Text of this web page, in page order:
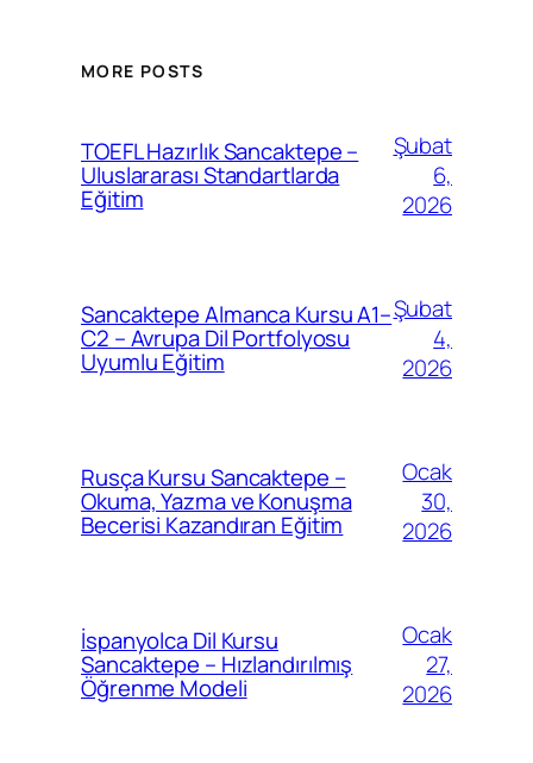
MORE POSTS
TOEFL Hazırlık Sancaktepe –
Uluslararası Standartlarda
Eğitim
Şubat
6,
2026
Sancaktepe Almanca Kursu A1–
C2 – Avrupa Dil Portfolyosu
Uyumlu Eğitim
Şubat
4,
2026
Rusça Kursu Sancaktepe –
Okuma, Yazma ve Konuşma
Becerisi Kazandıran Eğitim
Ocak
30,
2026
İspanyolca Dil Kursu
Sancaktepe – Hızlandırılmış
Öğrenme Modeli
Ocak
27,
2026